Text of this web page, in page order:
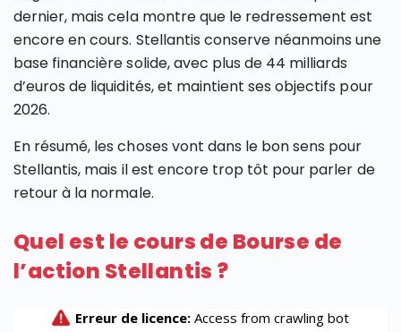
dernier, mais cela montre que le redressement est
encore en cours. Stellantis conserve néanmoins une
base financière solide, avec plus de 44 milliards
d’euros de liquidités, et maintient ses objectifs pour
2026.
En résumé, les choses vont dans le bon sens pour
Stellantis, mais il est encore trop tôt pour parler de
retour à la normale.
Quel est le cours de Bourse de
l’action Stellantis ?